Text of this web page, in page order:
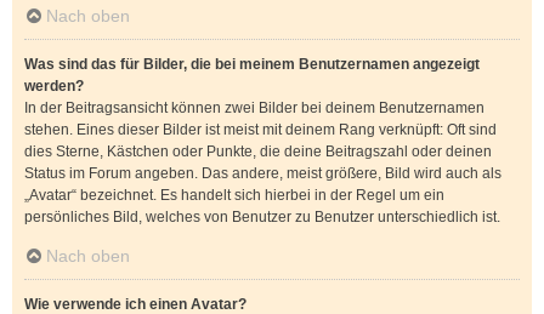
Nach oben
Was sind das für Bilder, die bei meinem Benutzernamen angezeigt
werden?
In der Beitragsansicht können zwei Bilder bei deinem Benutzernamen
stehen. Eines dieser Bilder ist meist mit deinem Rang verknüpft: Oft sind
dies Sterne, Kästchen oder Punkte, die deine Beitragszahl oder deinen
Status im Forum angeben. Das andere, meist größere, Bild wird auch als
„Avatar“ bezeichnet. Es handelt sich hierbei in der Regel um ein
persönliches Bild, welches von Benutzer zu Benutzer unterschiedlich ist.
Nach oben
Wie verwende ich einen Avatar?